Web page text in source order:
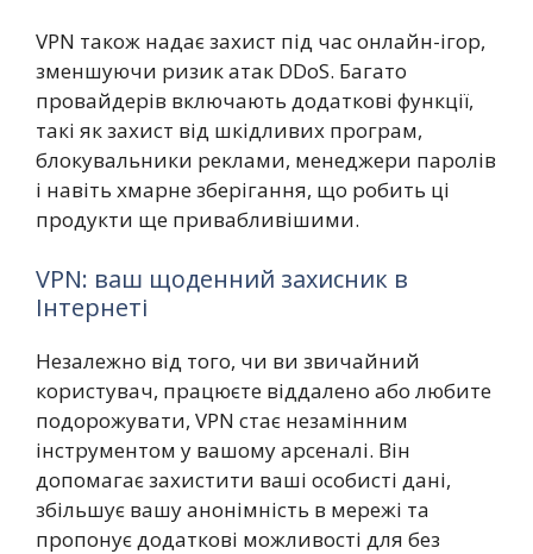
VPN також надає захист під час онлайн-ігор,
зменшуючи ризик атак DDoS. Багато
провайдерів включають додаткові функції,
такі як захист від шкідливих програм,
блокувальники реклами, менеджери паролів
і навіть хмарне зберігання, що робить ці
продукти ще привабливішими.
VPN: ваш щоденний захисник в
Інтернеті
Незалежно від того, чи ви звичайний
користувач, працюєте віддалено або любите
подорожувати, VPN стає незамінним
інструментом у вашому арсеналі. Він
допомагає захистити ваші особисті дані,
збільшує вашу анонімність в мережі та
пропонує додаткові можливості для без